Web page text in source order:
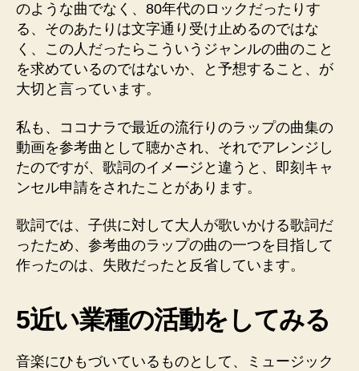
のような曲でなく、80年代のロックだったりす
る、そのあたりは文字通り受け止めるのではな
く、この人だったらこういうジャンルの曲のこと
を求めているのではないか、と予想すること、が
大切と言っています。
私も、ココナラで最近の流行りのラップの曲集の
動画を参考曲として聴かされ、それでアレンジし
たのですが、歌詞のイメージと違うと、即刻キャ
ンセル申請をされたことがあります。
歌詞では、子供に対して大人が歌いかける歌詞だ
ったため、参考曲のラップの曲の一つを目指して
作ったのは、失敗だったと反省しています。
5近い業種の活動をしてみる
音楽にひもづいているものとして、ミュージック